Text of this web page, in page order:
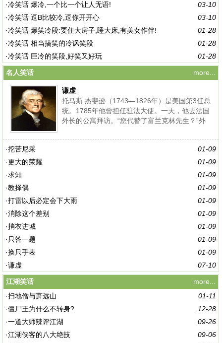
03-10
·冷笑话 爆冷,一个比一个让人无语!
03-10
·冷笑话 逗B比较冷,逗你开开心
01-28
·冷笑话 爆笑冷段:要住大房子,睡大床,有美女作伴!
01-28
·冷笑话 相当搞笑的冷讽笑段
01-28
·冷笑话 巨冷的笑段,好笑又好玩
more...
名人笑话
谦虚
托马斯.杰斐逊（1743—1826年）是美国第3任总
统。1785年他曾担任驻法大使。一天，他去法国
外长的公寓拜访。“您代替了富兰克林先生？”外
斐逊回答说。
01-09
·挖苦尼采
01-09
·更大的荣耀
01-09
·求知
01-09
·教择偶
01-09
·打雷以后必定会下大雨
01-09
·消除这个差别
01-09
·捎衣进城
01-09
· 只答一题
01-09
·换只手表
07-10
·谦虚
more...
江湖笑话
01-11
·扫地僧与萧远山
12-28
·僵尸王为什么不转身?
09-26
·一道大师辣评江湖
09-06
·江湖侠客的八大绝技